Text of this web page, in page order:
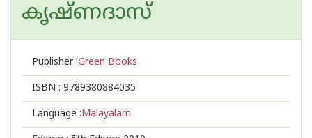
കൃഷ്ണദാസ്
Publisher :Green Books
ISBN : 9789380884035
Language :Malayalam